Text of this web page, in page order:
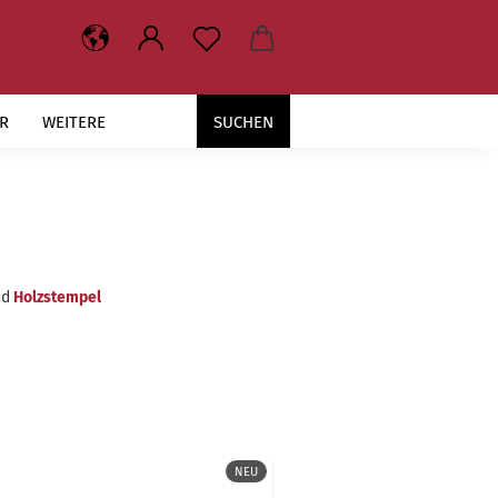
SUCHEN
WEITERE
Holzstempel
NEU